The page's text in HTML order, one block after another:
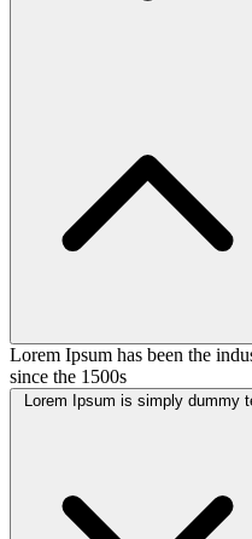
Lorem Ipsum has been the
since the 1500s
Lorem Ipsum is simply dummy